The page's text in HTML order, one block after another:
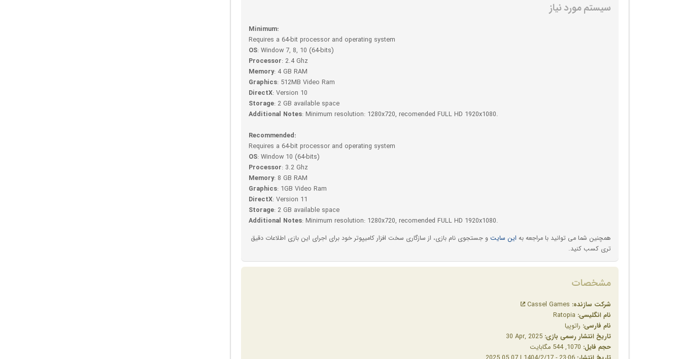
سیستم مورد نیاز
Minimum:
Requires a 64-bit processor and operating system
OS: Window 7, 8, 10 (64-bits)
Processor: 2.4 Ghz
Memory: 4 GB RAM
Graphics: 512MB Video Ram
DirectX: Version 10
Storage: 2 GB available space
Additional Notes: Minimum resolution: 1280x720, recomended FULL HD 1920x1080.
Recommended:
Requires a 64-bit processor and operating system
OS: Window 10 (64-bits)
Processor: 3.2 Ghz
Memory: 8 GB RAM
Graphics: 1GB Video Ram
DirectX: Version 11
Storage: 2 GB available space
Additional Notes: Minimum resolution: 1280x720, recomended FULL HD 1920x1080.
همچنین شما می توانید با مراجعه به این سایت و جستجوی نام بازی، از سازگاری سخت افزار کامیپوتر خود برای اجرای این بازی اطلاعات دقیق
تری کسب کنید.
مشخصات
شرکت سازنده:
نام انگلیسی:
نام فارسی: راتوپیا
تاریخ انتشار رسمی بازی:
حجم فایل: